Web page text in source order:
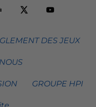
DES JEUX
GROUPE HPI